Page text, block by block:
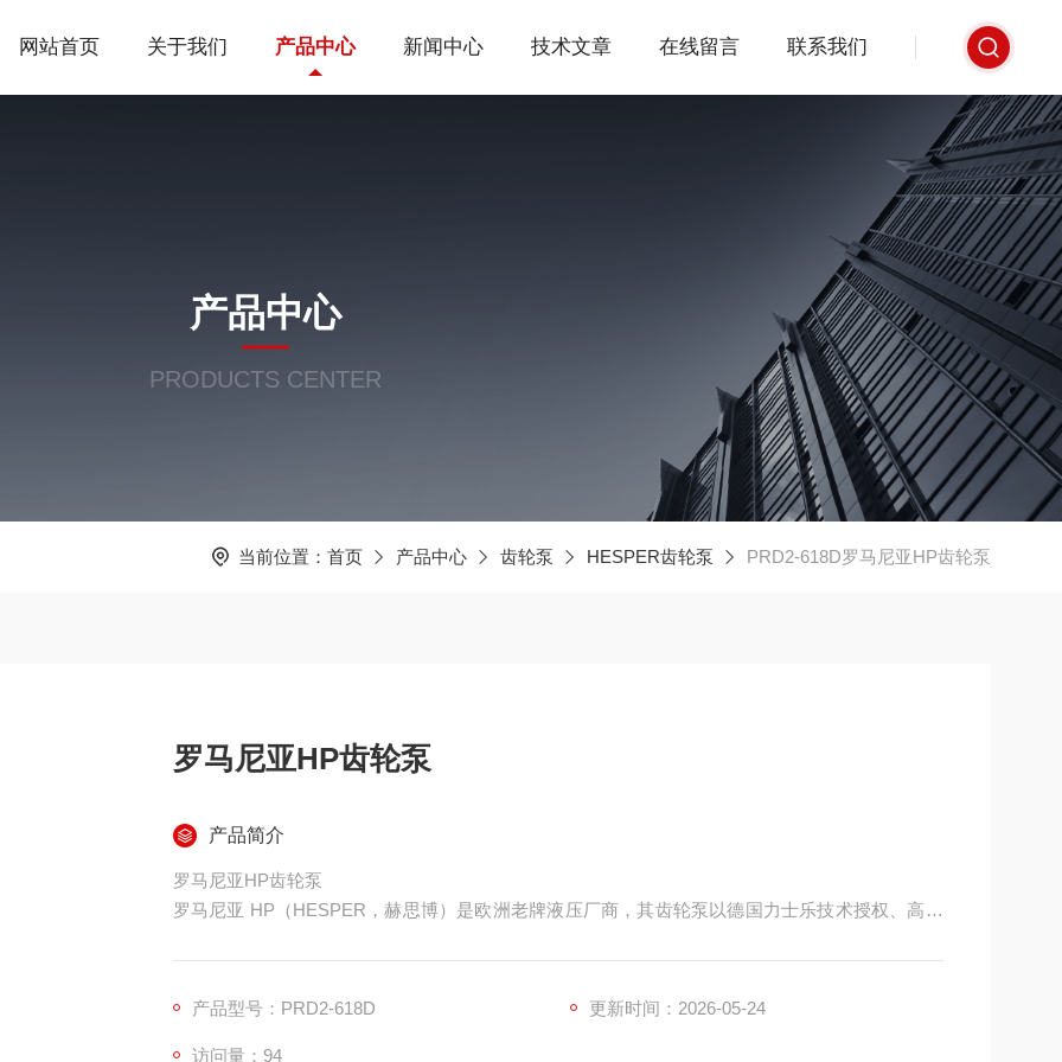
网站首页 关于我们 产品中心 新闻中心 技术文章 在线留言 联系我们
产品中心
PRODUCTS CENTER
当前位置： 首页 产品中心 齿轮泵 HESPER齿轮泵 PRD2-618D罗马尼亚HP齿轮泵
罗马尼亚HP齿轮泵
产品简介
罗马尼亚HP齿轮泵
罗马尼亚 HP（HESPER，赫思博）是欧洲老牌液压厂商，其齿轮泵以德国力士乐技术授权、高压
产品型号：PRD2-618D 更新时间：2026-05-24
访问量：94